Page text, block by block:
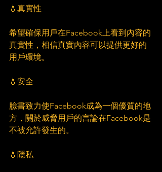
💧真實性
希望確保用戶在Facebook上看到內容的
真實性，相信真實內容可以提供更好的
用戶環境。
💧安全
臉書致力使Facebook成為一個優質的地
方，關於威脅用戶的言論在Facebook是
不被允許發生的。
💧隱私